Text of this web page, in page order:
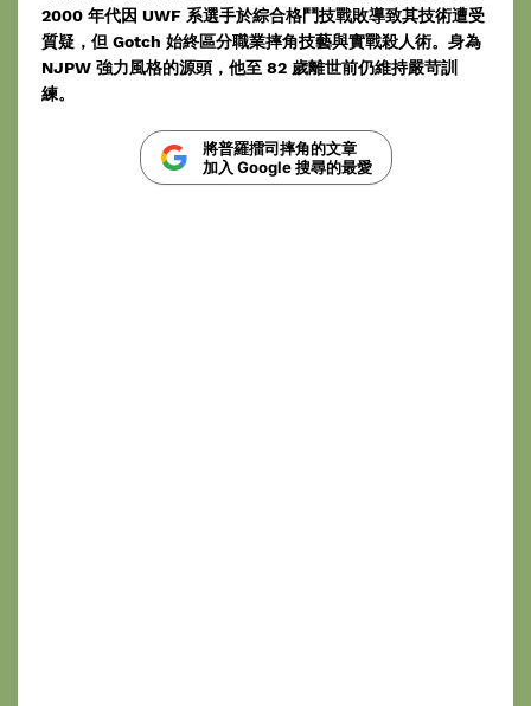
2000 年代因 UWF 系選手於綜合格鬥技戰敗導致其技術遭受
質疑，但 Gotch 始終區分職業摔角技藝與實戰殺人術。身為
NJPW 強力風格的源頭，他至 82 歲離世前仍維持嚴苛訓
練。
將普羅擂司摔角的文章
加入 Google 搜尋的最愛